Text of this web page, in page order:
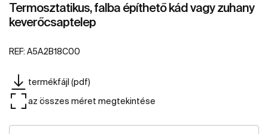
Termosztatikus, falba építhető kád vagy zuhany
keverőcsaptelep
REF: A5A2B18C00
termékfájl (pdf)
az összes méret megtekintése